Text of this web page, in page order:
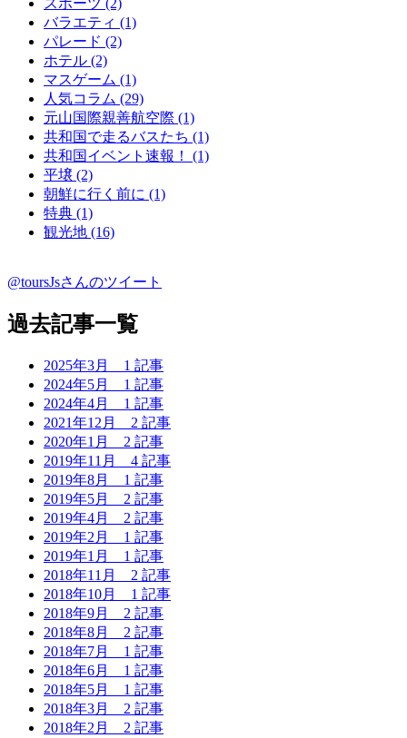
バラエティ (1)
パレード (2)
ホテル (2)
マスゲーム (1)
人気コラム (29)
元山国際親善航空際 (1)
共和国で走るバスたち (1)
共和国イベント速報！ (1)
平壌 (2)
朝鮮に行く前に (1)
特典 (1)
観光地 (16)
@toursJsさんのツイート
過去記事一覧
2025年3月 1 記事
2024年5月 1 記事
2024年4月 1 記事
2021年12月 2 記事
2020年1月 2 記事
2019年11月 4 記事
2019年8月 1 記事
2019年5月 2 記事
2019年4月 2 記事
2019年2月 1 記事
2019年1月 1 記事
2018年11月 2 記事
2018年10月 1 記事
2018年9月 2 記事
2018年8月 2 記事
2018年7月 1 記事
2018年6月 1 記事
2018年5月 1 記事
2018年3月 2 記事
2018年2月 2 記事